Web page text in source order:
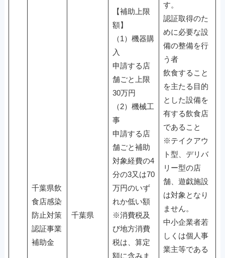
千葉県飲
食店感染
防止対策
認証事業
補助金
千葉県
【補助上限
額】
（1）機器購
入
申請する店
舗ごと上限
30万円
（2）機械工
事
申請する店
舗ごと補助
対象経費の4
分の3又は70
万円のいず
れか低い額
※消費税及
び地方消費
税は、算定
額に含みま
す。
認証取得のた
めに必要な設
備の整備を行
う者
飲食すること
を主たる目的
とした設備を
有する飲食店
であること
※テイクアウ
ト型、デリバ
リー型の店
舗、遊戯施設
は対象となり
ません。
中小企業者若
しくは個人事
業主等である